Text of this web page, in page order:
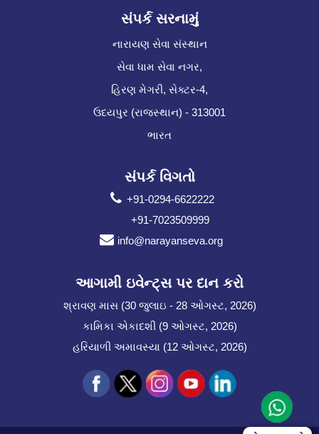
સંપર્ક સરનામું
નારાયણ સેવા સંસ્થાન
સેવા ધામ સેવા નગર,
હિરણ મેગરી, સેક્ટર-4,
ઉદયપુર (રાજસ્થાન) - 313001
ભારત
સંપર્ક વિગતો
+91-0294-6622222
+91-7023509999
info@narayanseva.org
આગામી ઇવેન્ટ્સ પર દાન કરો
શ્રાવણ માસ (30 જુલાઇ - 28 ઓગસ્ટ, 2026)
કામિકા એકાદશી (9 ઓગસ્ટ, 2026)
હરિયાળી અમાવસ્યા (12 ઓગસ્ટ, 2026)